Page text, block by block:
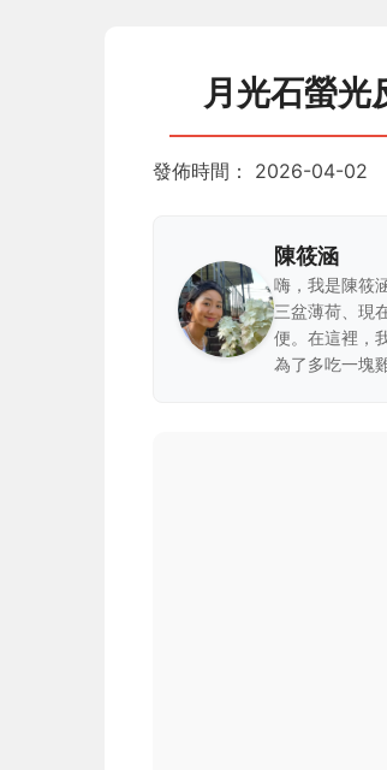
月光石螢光
發佈時間： 2026-04-02
陳筱涵
嗨，我是陳筱
三盆薄荷、現
便。在這裡，
為了多吃一塊